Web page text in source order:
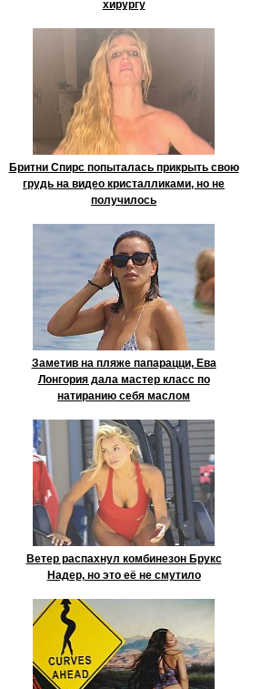
хирургу
Бритни Спирс попыталась прикрыть свою
грудь на видео кристалликами, но не
получилось
Заметив на пляже папарацци, Ева
Лонгория дала мастер класс по
натиранию себя маслом
Ветер распахнул комбинезон Брукс
Надер, но это её не смутило